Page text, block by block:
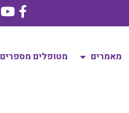
מאמרים מטופלים מספרים